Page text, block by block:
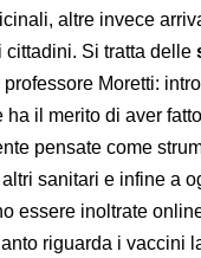
altre invece
cittadini. Si tratta delle
Moretti:
il merito di aver
pensate come
sanitari e infine a
essere inoltrate
riguarda i vaccini